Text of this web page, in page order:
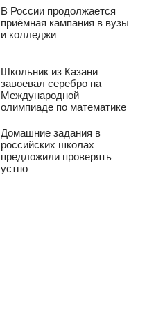
В России продолжается
приёмная кампания в вузы
и колледжи
Школьник из Казани
завоевал серебро на
Международной
олимпиаде по математике
Домашние задания в
российских школах
предложили проверять
устно